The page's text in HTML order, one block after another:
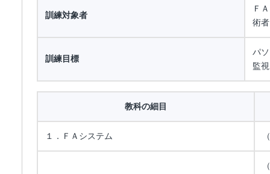
訓練対象者
Ｆ
術者
訓練目標
パ
監
教科の細目
１．ＦＡシステム